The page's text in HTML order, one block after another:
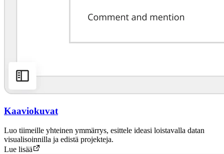
Kaaviokuvat
Luo tiimeille yhteinen ymmärrys, esittele ideasi loistavalla datan
visualisoinnilla ja edistä projekteja.
Lue lisää